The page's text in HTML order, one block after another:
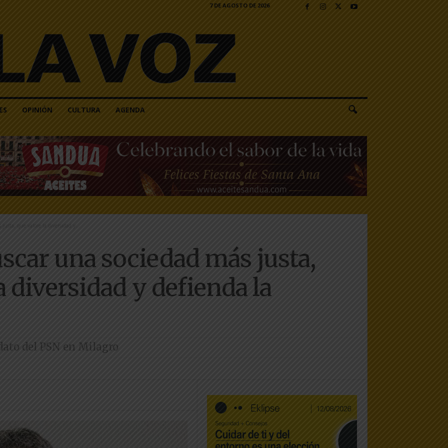
7 DE AGOSTO DE 2026
OPINIÓN CULTURA AGENDA
justa, que valore la diversidad y...
una sociedad más justa,
diversidad y defienda la
del PSN en Milagro